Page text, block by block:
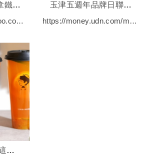
玉津咖啡｜生椰拿鐵新品上市
https://tw.news.yahoo.com/年輕時尚咖啡茶飲品牌歡慶新品上市-061401693.html
玉津五週年品牌日聯名蝦皮購物，主打「生活美學 × 空間體驗」
https://money.udn.com/money/story/5637/8870819?from=edn_related_storybottom
玉津開學季優惠 這「三款」飲品第二杯半價！